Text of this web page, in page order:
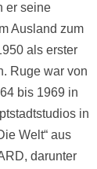
er seine
Ausland zum
als erster
Ruge war von
bis 1969 in
in
Welt“ aus
darunter